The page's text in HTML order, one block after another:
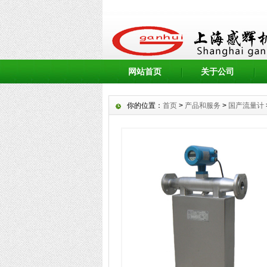
网站首页 关于公司
你的位置： 首页 > 产品和服务 > 国产流量计